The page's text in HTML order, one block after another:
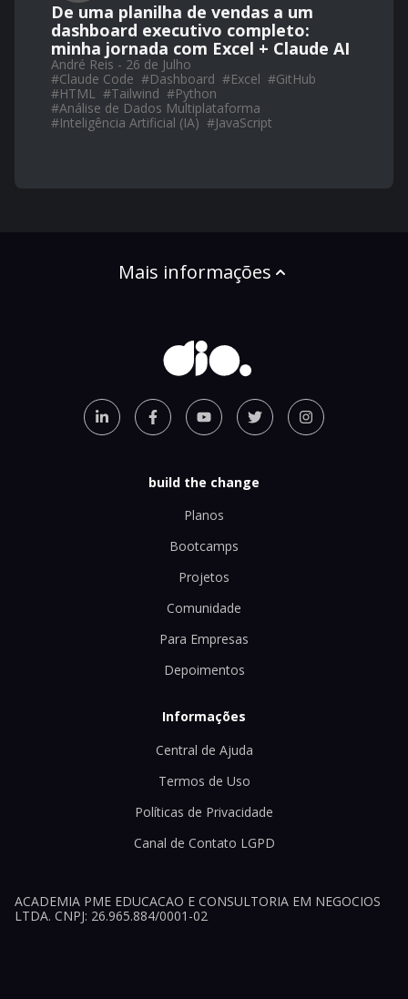
De uma planilha de vendas a um
dashboard executivo completo:
minha jornada com Excel + Claude AI
André Reis - 26 de Julho
#Claude Code #Dashboard #Excel #GitHub
#HTML #Tailwind #Python
#Análise de Dados Multiplataforma
#Inteligência Artificial (IA) #JavaScript
Mais informações
build the change
Planos
Bootcamps
Projetos
Comunidade
Para Empresas
Depoimentos
Informações
Central de Ajuda
Termos de Uso
Políticas de Privacidade
Canal de Contato LGPD
ACADEMIA PME EDUCACAO E CONSULTORIA EM NEGOCIOS
LTDA. CNPJ: 26.965.884/0001-02